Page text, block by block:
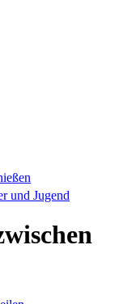
und Jugend